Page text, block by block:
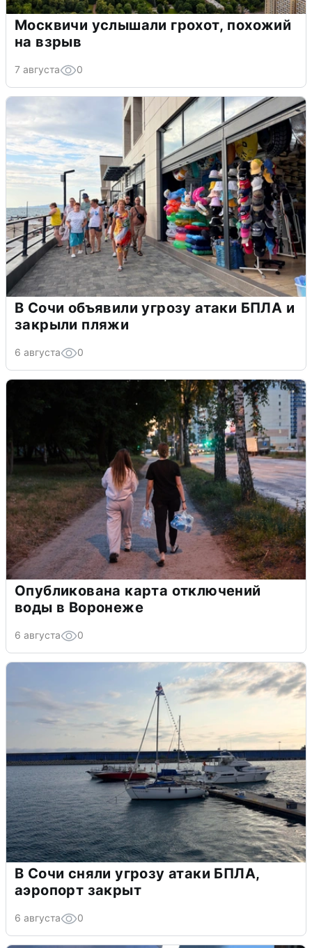
Москвичи услышали грохот, похожий
на взрыв
7 августа 0
В Сочи объявили угрозу атаки БПЛА и
закрыли пляжи
6 августа 0
Опубликована карта отключений
воды в Воронеже
6 августа 0
В Сочи сняли угрозу атаки БПЛА,
аэропорт закрыт
6 августа 0